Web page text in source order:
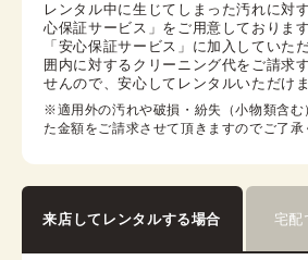
埼玉県川越市新富町1-9-4 米山ビル1F
営業時間： 09:00~ 17:00
着付け最終受付時間：16:00
返却締め切り時間：16:30
レンタル中に生じてしまった汚れに対
心保証サービス」をご用意しております
「安心保証サービス」に加入していた
囲内に対するクリーニング代をご請求
せんので、安心してレンタルいただけま
※適用外の汚れや破損・紛失（小物類含む
た金額をご請求させて頂きますのでご了承
来店してレンタルする場合 宅配